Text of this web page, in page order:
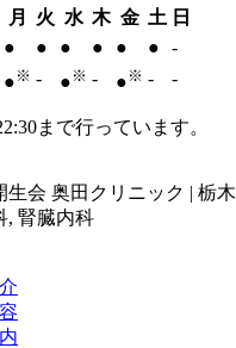
月 火 水 木 金 土 日
● ● ● ● ● ●
-
● ※ - ● ※ - ● ※ - -
まで行っています。